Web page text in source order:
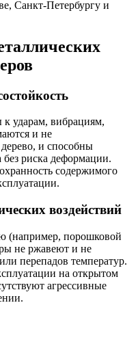
Санкт-Петербургу и
ударам, вибрациям,
и не
и способны
риска деформации.
содержимого
воздействий
(например, порошковой
не ржавеют и не
перепадов температур.
на открытом
агрессивные